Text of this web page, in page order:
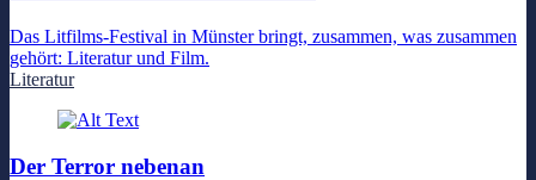
Das Litfilms-Festival in Münster bringt, zusammen, was zusammen
gehört: Literatur und Film.
Literatur
Der Terror nebenan